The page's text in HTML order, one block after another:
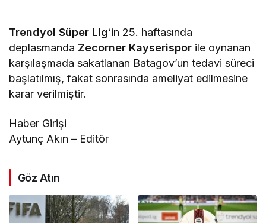
Trendyol Süper Lig‘in 25. haftasında
deplasmanda Zecorner Kayserispor ile oynanan
karşılaşmada sakatlanan Batagov’un tedavi süreci
başlatılmış, fakat sonrasında ameliyat edilmesine
karar verilmiştir.
Haber Girişi
Aytunç Akın – Editör
Göz Atın